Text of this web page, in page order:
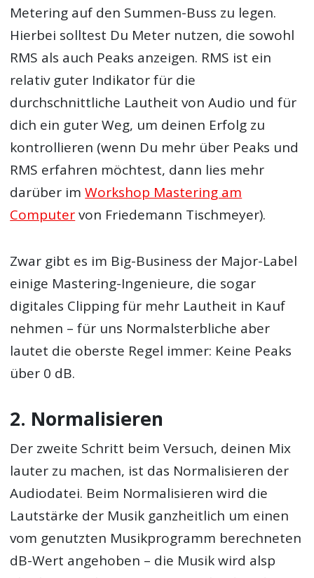
Metering auf den Summen-Buss zu legen.
Hierbei solltest Du Meter nutzen, die sowohl
RMS als auch Peaks anzeigen. RMS ist ein
relativ guter Indikator für die
durchschnittliche Lautheit von Audio und für
dich ein guter Weg, um deinen Erfolg zu
kontrollieren (wenn Du mehr über Peaks und
RMS erfahren möchtest, dann lies mehr
darüber imWorkshop Mastering am
Computervon Friedemann Tischmeyer).
Zwar gibt es im Big-Business der Major-Label
einige Mastering-Ingenieure, die sogar
digitales Clipping für mehr Lautheit in Kauf
nehmen – für uns Normalsterbliche aber
lautet die oberste Regel immer: Keine Peaks
über 0 dB.
2. Normalisieren
Der zweite Schritt beim Versuch, deinen Mix
lauter zu machen, ist das Normalisieren der
Audiodatei. Beim Normalisieren wird die
Lautstärke der Musik ganzheitlich um einen
vom genutzten Musikprogramm berechneten
dB-Wert angehoben – die Musik wird alsp